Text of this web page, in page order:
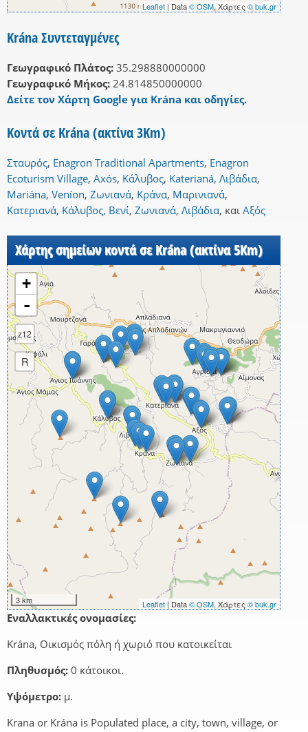
Leaflet | Data© OSM, Χάρτες © buk.gr
Krána Συντεταγμένες
Γεωγραφικό Πλάτος: 35.298880000000
Γεωγραφικό Μήκος: 24.814850000000
Δείτε τον Χάρτη Google για Krána και οδηγίες.
Κοντά σε Krána (ακτίνα 3Km)
Σταυρός, Enagron Traditional Apartments, Enagron
Ecoturism Village, Axós, Κάλυβος, Katerianá, Λιβάδια,
Mariána, Veníon, Ζωνιανά, Κράνα, Μαρινιανά,
Κατεριανά, Κάλυβος, Βενί, Ζωνιανά, Λιβάδια, και Αξός
Χάρτης σημείων κοντά σε Krána (ακτίνα 5Km)
+
-
z12
R
3 km Leaflet | Data© OSM, Χάρτες © buk.gr
Εναλλακτικές ονομασίες:
Krána, Οικισμός πόλη ή χωριό που κατοικείται
Πληθυσμός: 0 κάτοικοι.
Υψόμετρο: μ.
Krana or Krána is Populated place, a city, town, village, or